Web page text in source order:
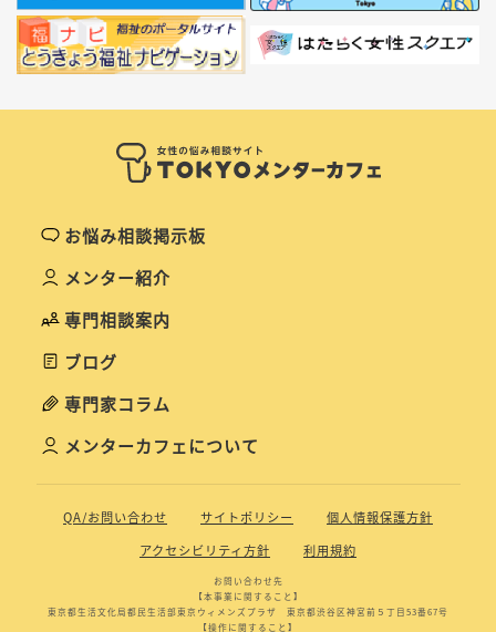
お悩み相談掲示板
メンター紹介
専門相談案内
ブログ
専門家コラム
メンターカフェについて
QA/お問い合わせ サイトポリシー
個人情報保護方針
アクセシビリティ方針
利用規約
お問い合わせ先
【本事業に関すること】
東京都生活文化局都民生活部東京ウィメンズプラザ 東京都渋谷区神宮前５丁目53番67号
【操作に関すること】